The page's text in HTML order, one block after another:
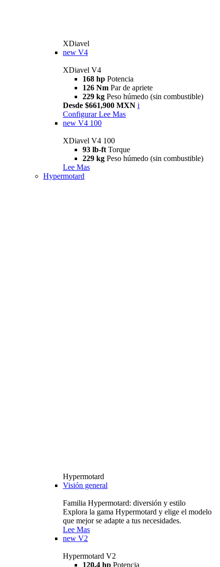
XDiavel
new V4
XDiavel V4
168 hp Potencia
126 Nm Par de apriete
229 kg Peso húmedo (sin combustible)
Desde $661,900 MXN i
Configurar Lee Mas
new V4 100
XDiavel V4 100
93 lb-ft Torque
229 kg Peso húmedo (sin combustible)
Lee Mas
Hypermotard
Hypermotard
Visión general
Familia Hypermotard: diversión y estilo
Explora la gama Hypermotard y elige el modelo
que mejor se adapte a tus necesidades.
Lee Mas
new V2
Hypermotard V2
120,4 hp Potencia